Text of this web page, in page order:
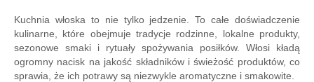
Kuchnia włoska to nie tylko jedzenie. To całe doświadczenie
kulinarne, które obejmuje tradycje rodzinne, lokalne produkty,
sezonowe smaki i rytuały spożywania posiłków. Włosi kładą
ogromny nacisk na jakość składników i świeżość produktów, co
sprawia, że ich potrawy są niezwykle aromatyczne i smakowite.